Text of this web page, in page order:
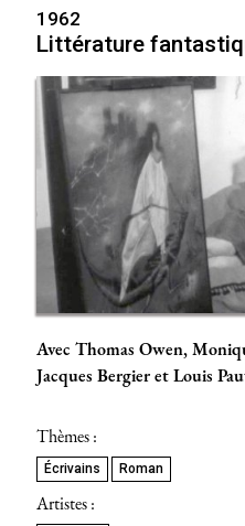
1962
Littérature
Avec Thomas Owen,
Jacques Bergier et Louis
Thèmes :
Écrivains Roman
Artistes :